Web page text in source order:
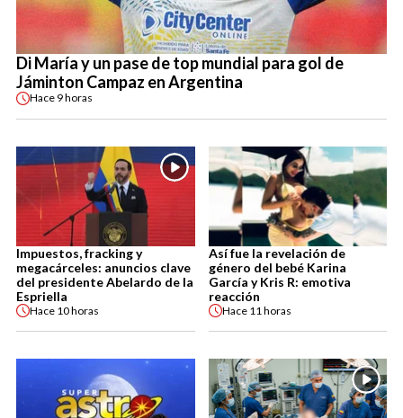
Di María y un pase de top mundial para gol de
Jáminton Campaz en Argentina
Hace 9 horas
Impuestos, fracking y
megacárceles: anuncios clave
del presidente Abelardo de la
Espriella
Hace 10 horas
Así fue la revelación de
género del bebé Karina
García y Kris R: emotiva
reacción
Hace 11 horas